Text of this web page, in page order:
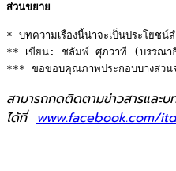
ส่วนขยาย
* บทความเรื่องนี้น่าจะเป็นประโยชน์
** เขียน: ชลัมพ์ ศุภวาที (บรรณาธิ
*** ขอขอบคุณภาพประกอบบางส่วน
สามารถกดติดตามข่าวสารและบ
ได้ที่ www.facebook.com/